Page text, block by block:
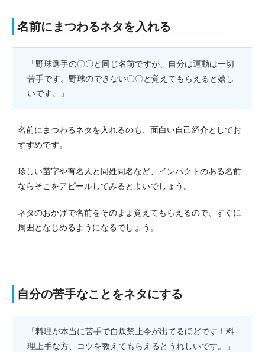
名前にまつわるネタを入れる
「野球選手の〇〇と同じ名前ですが、自分は運動は一切
苦手です。野球のできない〇〇と覚えてもらえると嬉し
いです。」
名前にまつわるネタを入れるのも、面白い自己紹介としてお
すすめです。
珍しい苗字や有名人と同姓同名など、インパクトのある名前
ならそこをアピールしてみるとよいでしょう。
ネタのおかげで名前をそのまま覚えてもらえるので、すぐに
周囲となじめるようになるでしょう。
自分の苦手なことをネタにする
「料理が本当に苦手で自炊禁止令が出てるほどです！料
理上手な方、コツを教えてもらえるとうれしいです。」